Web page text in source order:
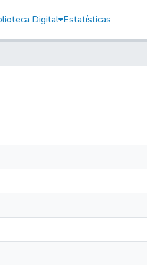
Digital Estatísticas